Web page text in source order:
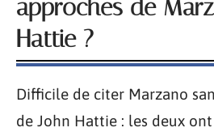
approches de
Hattie ?
Difficile de citer Marzano
de John Hattie : les deux